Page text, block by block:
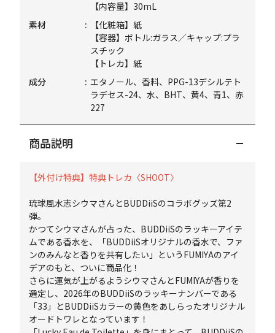
【内容量】30mL
素材
【化粧箱】紙
【容器】ボトル:ガラス／キャップ:プラ
スチック
【トレカ】紙
成分
エタノール、香料、PPG-13デシルテト
ラデセス-24、水、BHT、黄4、青1、赤
227
商品説明
【外付け特典】特典トレカ〈SHOOT〉
琉球風水志シウマさんとBUDDiiSのコラボグッズ第2
弾。
かつてシウマさんが占った、BUDDiiSのラッキーアイテ
ムである香水を、「BUDDiiSオリジナルの香水で、ファ
ンのみんなと香りを共有したい」というFUMIYAのアイ
デアのもと、ついに商品化！
さらに運気が上がるようシウマさんとFUMIYAが香りを
選定し、2026年のBUDDiiSのラッキーナンバーである
「33」とBUDDiiSカラーの黄色をあしらったオリジナル
オードトワレとなっています！